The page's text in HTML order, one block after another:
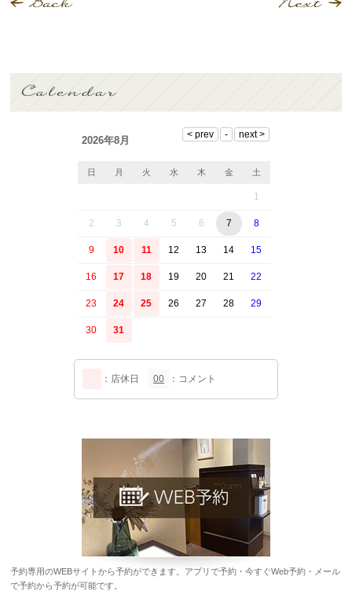
2026年8月
日 月 火 水 木 金 土
1
2 3 4 5 6 7 8
9 10 11 12 13 14 15
16 17 18 19 20 21 22
23 24 25 26 27 28 29
30 31
：店休日 00 ：コメント
予約専用のWEBサイトから予約ができます。アプリで予約・今すぐWeb予約・メール
で予約から予約が可能です。